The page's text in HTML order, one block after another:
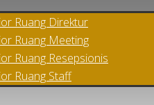
Ruang Direktur
Ruang Meeting
Ruang Resepsionis
Ruang Staff